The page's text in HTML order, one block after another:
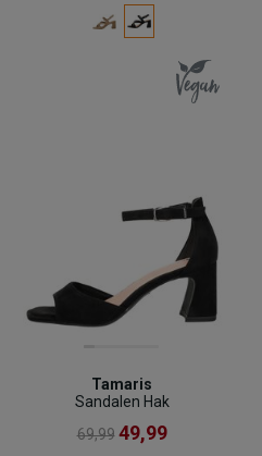
Tamaris
Sandalen Hak
69,99 49,99